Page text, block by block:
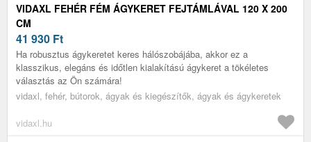
VIDAXL FEHÉR FÉM ÁGYKERET FEJTÁMLÁVAL 120 X 200
CM
41 930 Ft
Ha robusztus ágykeretet keres hálószobájába, akkor ez a
klasszikus, elegáns és időtlen kialakítású ágykeret a tökéletes
választás az Ön számára!
vidaxl, fehér, bútorok, ágyak és kiegészítők, ágyak és ágykeretek
vidaxl.hu